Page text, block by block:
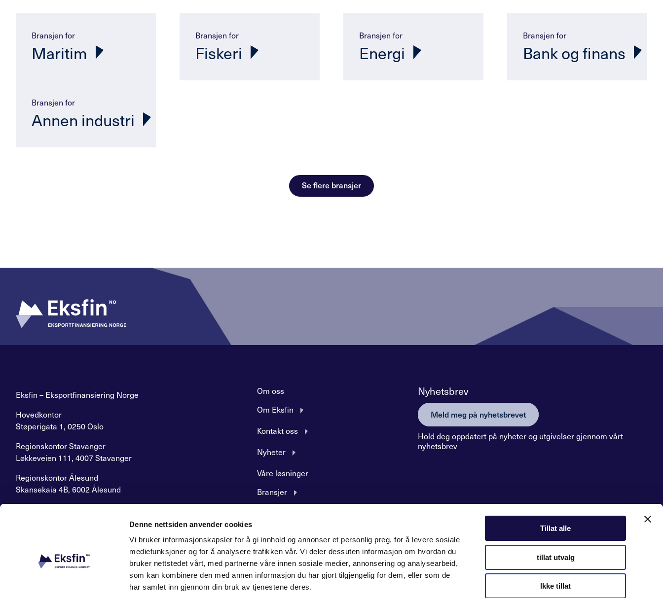
Denne nettsiden anvender cookies
Vi bruker informasjonskapsler for å gi innhold og annonser et personlig preg, for å levere sosiale
mediefunksjoner og for å analysere trafikken vår. Vi deler dessuten informasjon om hvordan du
bruker nettstedet vårt, med partnerne våre innen sosiale medier, annonsering og analysearbeid,
som kan kombinere den med annen informasjon du har gjort tilgjengelig for dem, eller som de
har samlet inn gjennom din bruk av tjenestene deres.
Tillat alle
tillat utvalg
Ikke tillat
Bransjen for
Maritim
Bransjen for
Fiskeri
Bransjen for
Energi
Bransjen for
Bank og finans
Bransjen for
Annen industri
Se flere bransjer
Eksfin – Eksportfinansiering Norge
Hovedkontor
Støperigata 1, 0250 Oslo
Regionskontor Stavanger
Løkkeveien 111, 4007 Stavanger
Regionskontor Ålesund
Skansekaia 4B, 6002 Ålesund
Varslingstjeneste
Om oss
Om Eksfin
Kontakt oss
Nyheter
Våre løsninger
Bransjer
Søknadsskjemaer
Nyhetsbrev
Meld meg på nyhetsbrevet
Hold deg oppdatert på nyheter og utgivelser gjennom vårt
nyhetsbrev